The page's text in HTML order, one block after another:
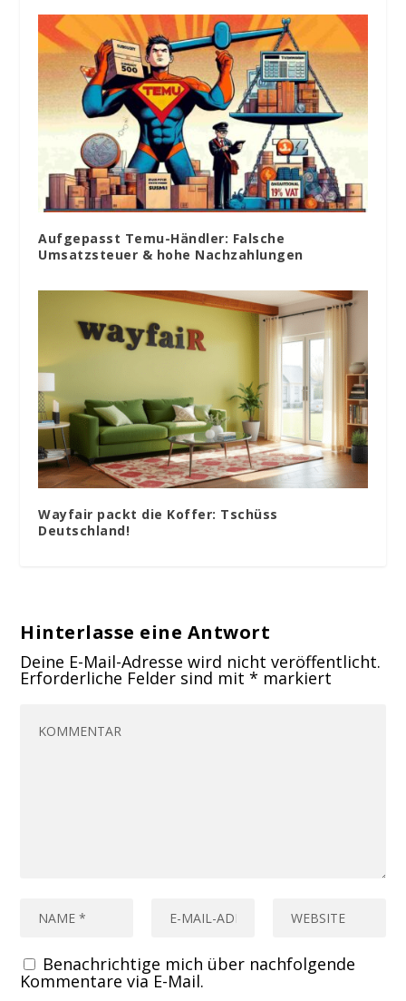
Aufgepasst Temu-Händler: Falsche
Umsatzsteuer & hohe Nachzahlungen
Wayfair packt die Koffer: Tschüss
Deutschland!
Hinterlasse eine Antwort
Deine E-Mail-Adresse wird nicht veröffentlicht.
Erforderliche Felder sind mit* markiert
Benachrichtige mich über nachfolgende
Kommentare via E-Mail.